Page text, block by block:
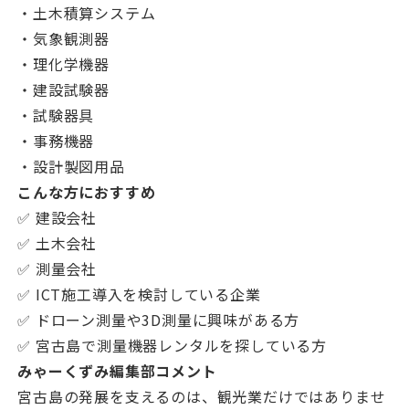
・土木積算システム
・気象観測器
・理化学機器
・建設試験器
・試験器具
・事務機器
・設計製図用品
こんな方におすすめ
✅ 建設会社
✅ 土木会社
✅ 測量会社
✅ ICT施工導入を検討している企業
✅ ドローン測量や3D測量に興味がある方
✅ 宮古島で測量機器レンタルを探している方
みゃーくずみ編集部コメント
宮古島の発展を支えるのは、観光業だけではありませ